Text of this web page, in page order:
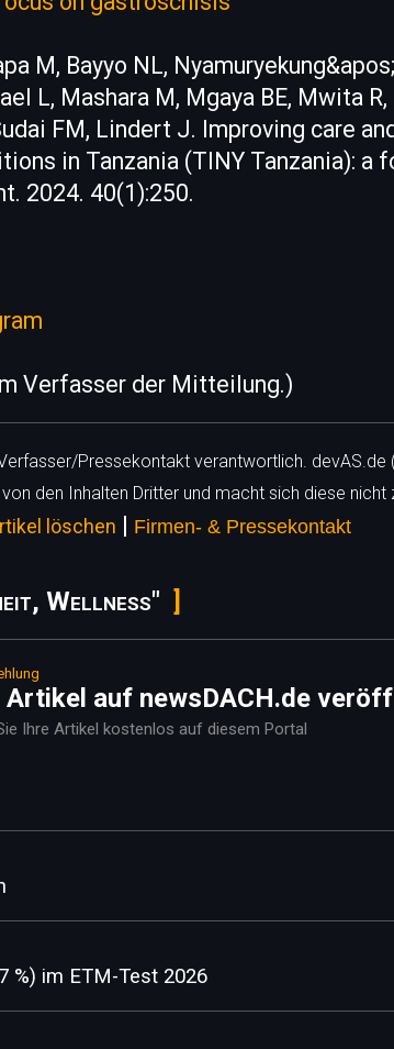
M, Bayyo NL,
L, Mashara M, Mgaya BE, Mwita
FM, Lindert J. Improving care
in Tanzania (TINY Tanzania): a
2024. 40(1):250.
Verfasser der Mitteilung.)
Pressekontakt verantwortlich. devAS.de
den Inhalten Dritter und macht sich diese nicht
löschen | Firmen- & Pressekontakt
Wellness"
auf newsDACH.de
Ihre Artikel kostenlos auf diesem Portal
%) im ETM-Test 2026